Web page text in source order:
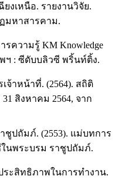
งเหนือ. รายงานวิจัย.
มหาสารคาม.
รความรู้ KM Knowledge
ทพฯ : ซีดับบลิวซี พริ้นท์ติ้ง.
จ้าหน้าที่. (2564). สถิติ
สิงหาคม 2564, จาก
ปถัมภ์. (2553). แม่บทการ
นพระบรม ราชูปถัมภ์.
ะสิทธิภาพในการทำงาน.